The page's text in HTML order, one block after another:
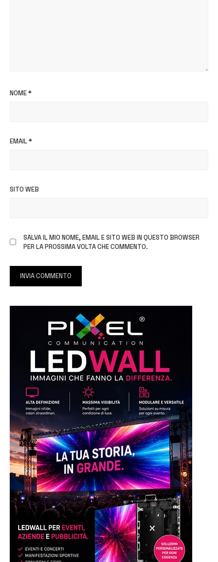
NOME*
EMAIL*
SITO WEB
SALVA IL MIO NOME, EMAIL E SITO WEB IN QUESTO BROWSER
PER LA PROSSIMA VOLTA CHE COMMENTO.